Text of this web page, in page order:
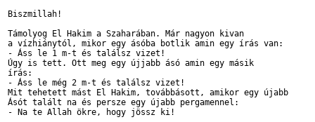
Biszmillah!
Támolyog El Hakim a Szaharában. Már nagyon kivan
a vízhiánytól, mikor egy ásóba botlik amin egy írás van:
- Áss le 1 m-t és találsz vizet!
Úgy is tett. Ott meg egy újjabb ásó amin egy másik
írás:
- Áss le még 2 m-t és találsz vizet!
Mit tehetett mást El Hakim, továbbásott, amikor egy újabb
Ásót talált na és persze egy újabb pergamennel:
- Na te Allah ökre, hogy jössz ki!